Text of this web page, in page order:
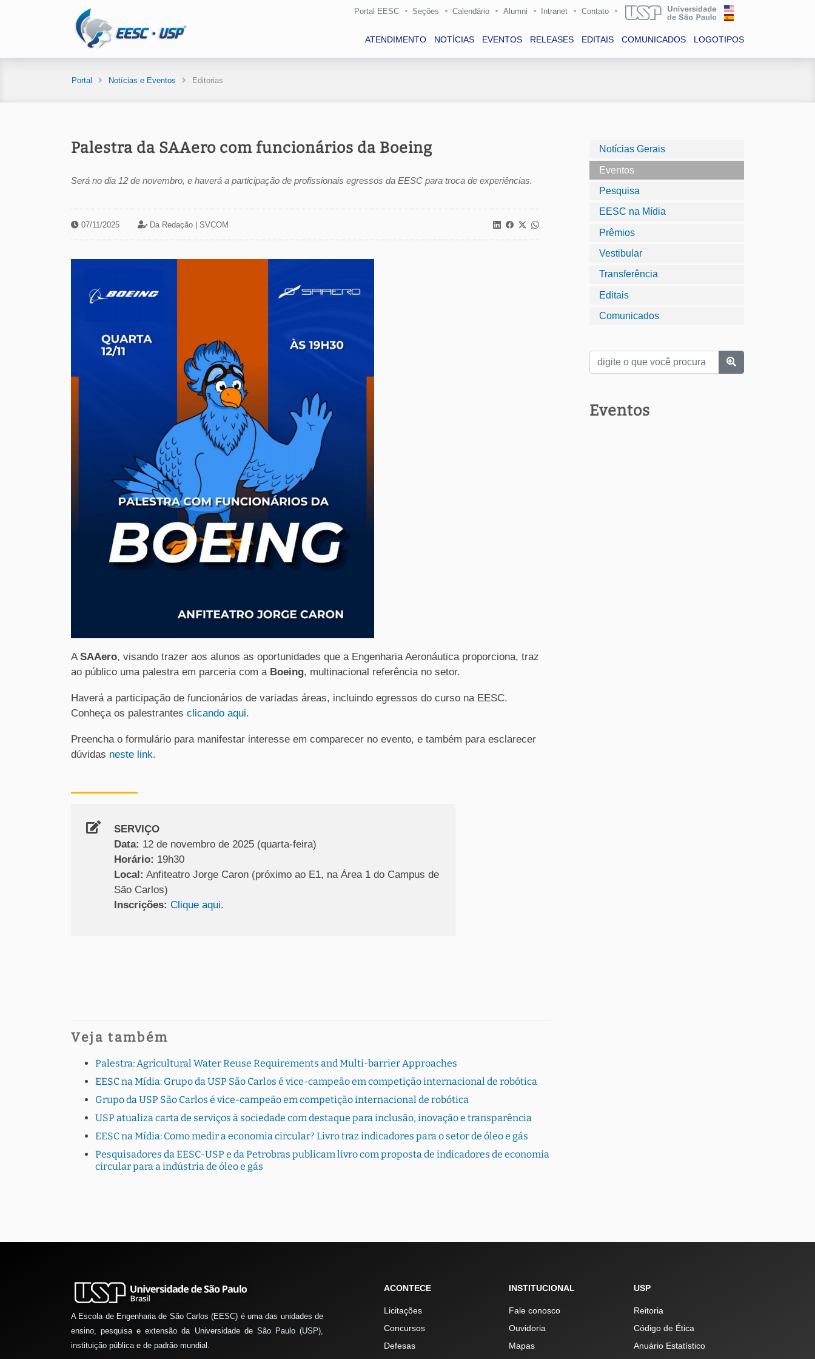
Portal EESC Seções Calendário Alumni Intranet Contato
ATENDIMENTO NOTÍCIAS EVENTOS RELEASES EDITAIS COMUNICADOS LOGOTIPOS
Portal Notícias e Eventos Editorias
Palestra da SAAero com funcionários da Boeing
Será no dia 12 de novembro, e haverá a participação de profissionais egressos da EESC para troca de experiências.
07/11/2025 Da Redação | SVCOM
A SAAero, visando trazer aos alunos as oportunidades que a Engenharia Aeronáutica proporciona, traz
ao público uma palestra em parceria com a Boeing, multinacional referência no setor.
Haverá a participação de funcionários de variadas áreas, incluindo egressos do curso na EESC.
Conheça os palestrantes clicando aqui.
Preencha o formulário para manifestar interesse em comparecer no evento, e também para esclarecer
dúvidas neste link.
SERVIÇO
Data: 12 de novembro de 2025 (quarta-feira)
Horário: 19h30
Local: Anfiteatro Jorge Caron (próximo ao E1, na Área 1 do Campus de
São Carlos)
Inscrições: Clique aqui.
Veja também
Palestra: Agricultural Water Reuse Requirements and Multi-barrier Approaches
EESC na Mídia: Grupo da USP São Carlos é vice-campeão em competição internacional de robótica
Grupo da USP São Carlos é vice-campeão em competição internacional de robótica
USP atualiza carta de serviços à sociedade com destaque para inclusão, inovação e transparência
EESC na Mídia: Como medir a economia circular? Livro traz indicadores para o setor de óleo e gás
Pesquisadores da EESC-USP e da Petrobras publicam livro com proposta de indicadores de economia
circular para a indústria de óleo e gás
Notícias Gerais
Eventos
Pesquisa
EESC na Mídia
Prêmios
Vestibular
Transferência
Editais
Comunicados
Eventos
A Escola de Engenharia de São Carlos (EESC) é uma das unidades de
ensino, pesquisa e extensão da Universidade de São Paulo (USP),
instituição pública e de padrão mundial.
ACONTECE
Licitações
Concursos
Defesas
INSTITUCIONAL
Fale conosco
Ouvidoria
Mapas
USP
Reitoria
Código de Ética
Anuário Estatístico